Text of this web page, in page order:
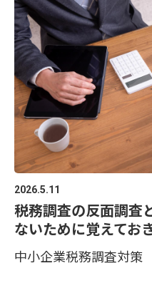
2026.5.11
税務調査の反面調査
ないために覚えてお
中小企業税務調査対策